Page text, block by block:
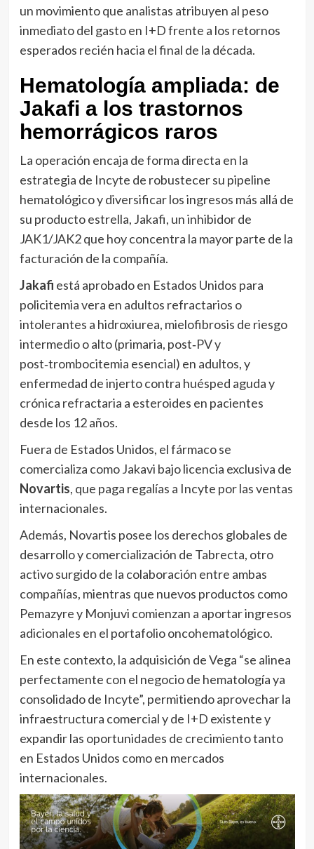
un movimiento que analistas atribuyen al peso
inmediato del gasto en I+D frente a los retornos
esperados recién hacia el final de la década.
Hematología ampliada: de
Jakafi a los trastornos
hemorrágicos raros
La operación encaja de forma directa en la
estrategia de Incyte de robustecer su pipeline
hematológico y diversificar los ingresos más allá de
su producto estrella, Jakafi, un inhibidor de
JAK1/JAK2 que hoy concentra la mayor parte de la
facturación de la compañía.
Jakafi está aprobado en Estados Unidos para
policitemia vera en adultos refractarios o
intolerantes a hidroxiurea, mielofibrosis de riesgo
intermedio o alto (primaria, post‑PV y
post‑trombocitemia esencial) en adultos, y
enfermedad de injerto contra huésped aguda y
crónica refractaria a esteroides en pacientes
desde los 12 años.
Fuera de Estados Unidos, el fármaco se
comercializa como Jakavi bajo licencia exclusiva de
Novartis, que paga regalías a Incyte por las ventas
internacionales.
Además, Novartis posee los derechos globales de
desarrollo y comercialización de Tabrecta, otro
activo surgido de la colaboración entre ambas
compañías, mientras que nuevos productos como
Pemazyre y Monjuvi comienzan a aportar ingresos
adicionales en el portafolio oncohematológico.
En este contexto, la adquisición de Vega “se alinea
perfectamente con el negocio de hematología ya
consolidado de Incyte”, permitiendo aprovechar la
infraestructura comercial y de I+D existente y
expandir las oportunidades de crecimiento tanto
en Estados Unidos como en mercados
internacionales.